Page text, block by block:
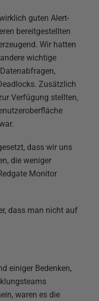
guten Alert-
bereitgestellten
Wir hatten
wichtige
Zusätzlich
Verfügung stellten,
dass wir uns
die weniger
Monitor
dass man nicht auf
einiger Bedenken,
waren es die